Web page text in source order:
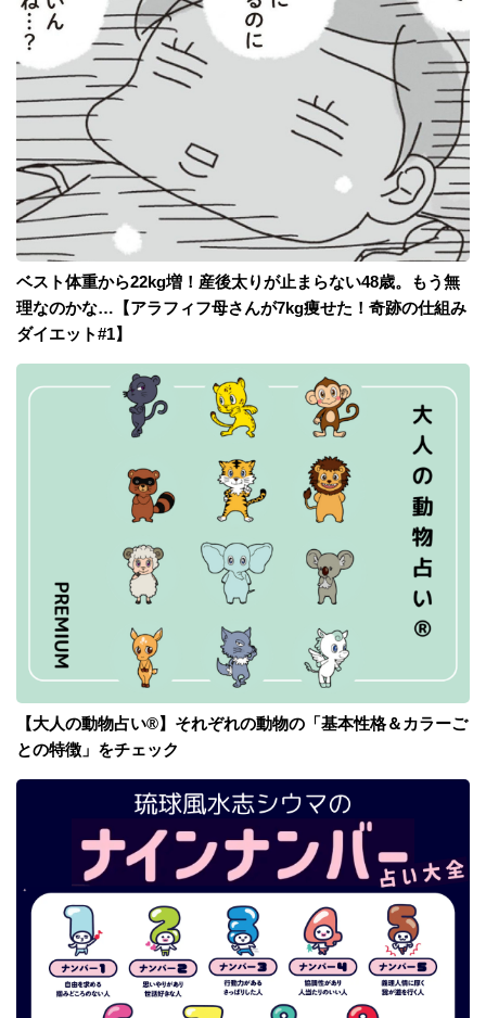
ベスト体重から22kg増！産後太りが止まらない48歳。もう無
理なのかな…【アラフィフ母さんが7kg痩せた！奇跡の仕組み
ダイエット#1】
【大人の動物占い®】それぞれの動物の「基本性格＆カラーご
との特徴」をチェック